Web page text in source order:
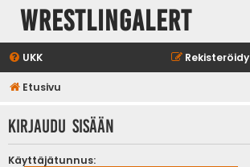
WrestlingAlert
UKK Rekisteröidy
Etusivu
Kirjaudu sisään
Käyttäjätunnus: